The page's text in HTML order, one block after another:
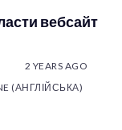
вебсайт
2 YEARS AGO
(АНГЛІЙСЬКА)